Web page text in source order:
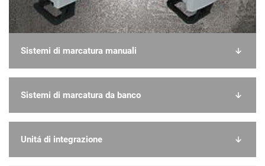
Sistemi di marcatura manuali
Sistemi di marcatura da banco
Unitá di integrazione